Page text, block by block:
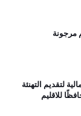
مرجونة
لتقديم التهنئة
للاقليم